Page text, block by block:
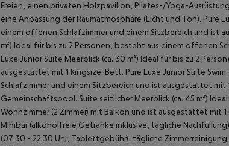
Freien, einen privaten Holzpavillon, Pilates-/Yoga-
eine Anpassung der Raumatmosphäre (Licht und Ton). Pure
einem offenen Schlafzimmer und einem Sitzbereich und ist
m²) Ideal für bis zu 2 Personen, besteht aus einem offenen
Luxe Junior Suite Meerblick (ca. 30 m²) Ideal für bis zu 2
ausgestattet mit 1 Kingsize-Bett. Pure Luxe Junior Suite
Schlafzimmer und einem Sitzbereich und ist ausgestattet
Gemeinschaftspool. Suite seitlicher Meerblick (ca. 45 m²)
Wohnzimmer (2 Zimmer) mit Balkon und ist ausgestattet mit
Minibar (alkoholfreie Getränke inklusive, tägliche
(07:30 - 22:30 Uhr, Tablettgebühr), tägliche